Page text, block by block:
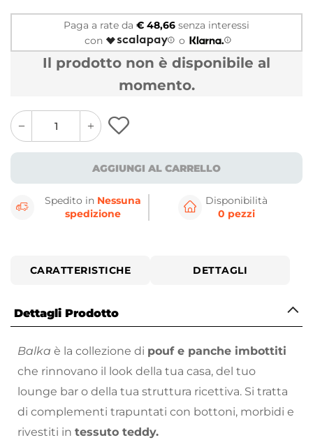
Paga a rate da € 48,66 senza interessi
con
o
Il prodotto non è disponibile al
momento.
quantity
button
quantity
minus
button
AGGIUNGI AL CARRELLO
Spedito in Nessuna
spedizione
Disponibilità
0 pezzi
CARATTERISTICHE DETTAGLI
Dettagli Prodotto
Balka è la collezione di pouf e panche imbottiti
che rinnovano il look della tua casa, del tuo
lounge bar o della tua struttura ricettiva. Si tratta
di complementi trapuntati con bottoni, morbidi e
rivestiti in tessuto teddy.